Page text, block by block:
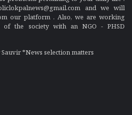
and we will
our platform . Also, we are working
the society with an NGO - PHSD
*News selection matters